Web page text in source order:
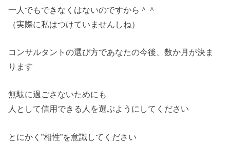
一人でもできなくはないのですから＾＾
（実際に私はつけていませんしね）
コンサルタントの選び方であなたの今後、数か月が決ま
ります
無駄に過ごさないためにも
人として信用できる人を選ぶようにしてください
とにかく”相性”を意識してください